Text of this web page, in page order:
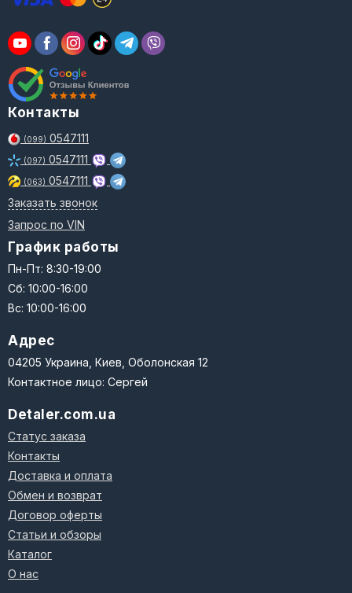
Контакты
(099) 0547111
(097) 0547111
(063) 0547111
Заказать звонок
Запрос по VIN
График работы
Пн-Пт: 8:30-19:00
Сб: 10:00-16:00
Вс: 10:00-16:00
Адрес
04205 Украина, Киев, Оболонская 12
Контактное лицо: Сергей
Detaler.com.ua
Статус заказа
Контакты
Доставка и оплата
Обмен и возврат
Договор оферты
Статьи и обзоры
Каталог
О нас